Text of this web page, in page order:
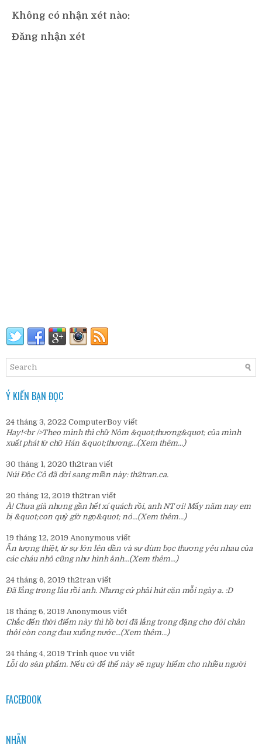
Không có nhận xét nào:
Đăng nhận xét
Ý KIẾN BẠN ĐỌC
24 tháng 3, 2022 ComputerBoy viết
Hay!<br />Theo mình thì chữ Nôm &quot;thương&quot; của mình
xuất phát từ chữ Hán &quot;thương...(Xem thêm...)
30 tháng 1, 2020 th2tran viết
Núi Độc Cô đã dời sang miền này: th2tran.ca.
20 tháng 12, 2019 th2tran viết
À! Chưa già nhưng gần hết xí quách rồi, anh NT ơi! Mấy năm nay em
bị &quot;con quỷ giờ ngọ&quot; nó...(Xem thêm...)
19 tháng 12, 2019 Anonymous viết
Ấn tượng thiệt, từ sự lớn lên dần và sự đùm bọc thương yêu nhau của
các cháu nhỏ cũng như hình ảnh...(Xem thêm...)
24 tháng 6, 2019 th2tran viết
Đã lắng trong lâu rồi anh. Nhưng cứ phải hút cặn mỗi ngày ạ. :D
18 tháng 6, 2019 Anonymous viết
Chắc đến thời điểm này thì hồ bơi đã lắng trong đặng cho đôi chân
thôi còn cong đau xuống nước...(Xem thêm...)
24 tháng 4, 2019 Trinh quoc vu viết
Lỗi do sản phẩm. Nếu cứ để thế này sẽ nguy hiểm cho nhiều người
FACEBOOK
NHÃN